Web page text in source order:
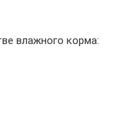
влажного корма: